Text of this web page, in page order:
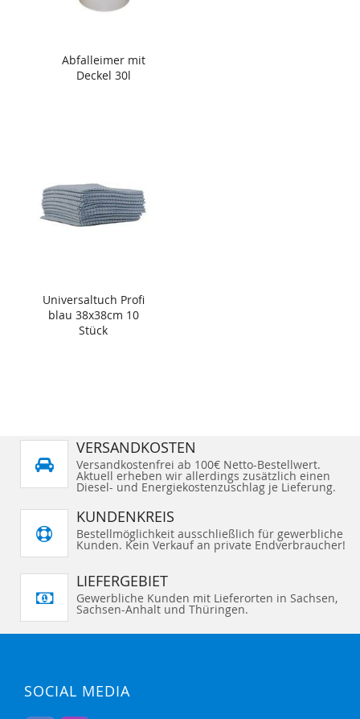
Abfalleimer mit
Deckel 30l
Universaltuch Profi
blau 38x38cm 10
Stück
VERSANDKOSTEN
Versandkostenfrei ab 100€ Netto-Bestellwert.
Aktuell erheben wir allerdings zusätzlich einen
Diesel- und Energiekostenzuschlag je Lieferung.
KUNDENKREIS
Bestellmöglichkeit ausschließlich für gewerbliche
Kunden. Kein Verkauf an private Endverbraucher!
LIEFERGEBIET
Gewerbliche Kunden mit Lieferorten in Sachsen,
Sachsen-Anhalt und Thüringen.
SOCIAL MEDIA